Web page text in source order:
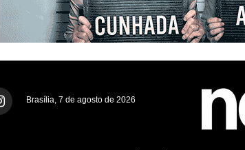
Brasília, 7 de agosto de 2026